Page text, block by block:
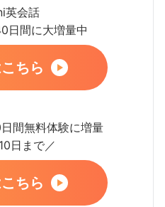
英会話
日間に大増量中
ちら
間無料体験に増量
日まで／
ちら